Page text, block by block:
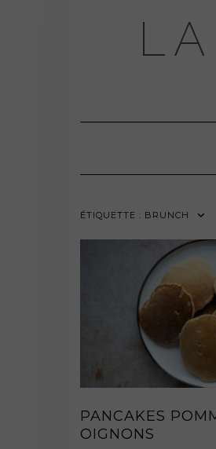
ÉTIQUETTE : BRUNCH
PANCAKES
OIGNONS